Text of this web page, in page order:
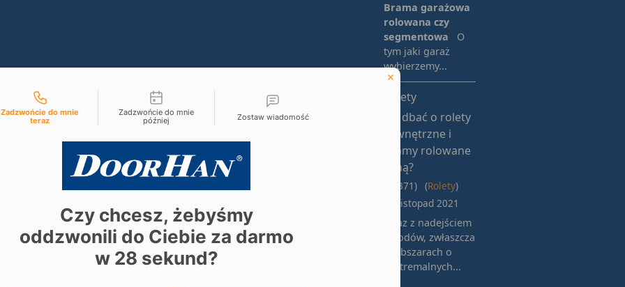
Brama garażowa
rolowana czy
segmentowa O
tym jaki garaż
wybierzemy...
Rolety
Jak dbać o rolety
zewnętrzne i
bramy rolowane
zimą?
(10371) (Rolety)
03 listopad 2021
Wraz z nadejściem
chłodów, zwłaszcza
w obszarach o
ekstremalnych...
kontaktu
Zadzwońcie do mnie
teraz
Zadzwońcie do mnie
później
Zostaw wiadomość
Czy chcesz, żebyśmy
oddzwonili do Ciebie za darmo
w 28 sekund?